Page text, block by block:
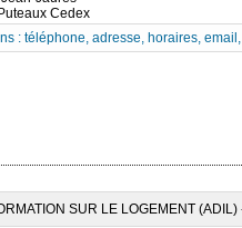
Cedex
: téléphone, adresse, horaires,
SUR LE LOGEMENT (ADIL)